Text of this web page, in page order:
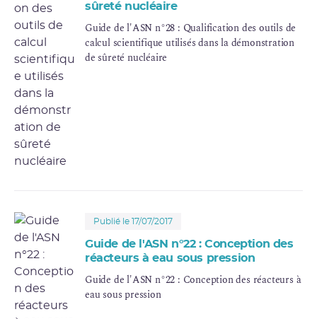
sûreté nucléaire
Guide de l'ASN n°28 : Qualification des outils de
calcul scientifique utilisés dans la démonstration
de sûreté nucléaire
Publié le 17/07/2017
Guide de l'ASN n°22 : Conception des
réacteurs à eau sous pression
Guide de l'ASN n°22 : Conception des réacteurs à
eau sous pression